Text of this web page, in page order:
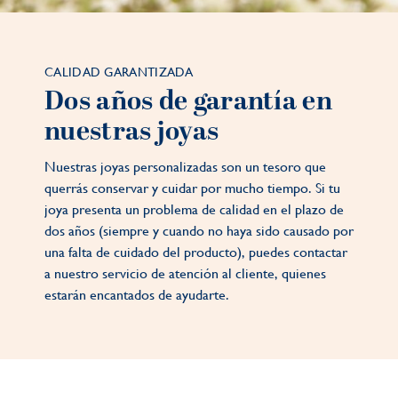
CALIDAD GARANTIZADA
Dos años de garantía en
nuestras joyas
Nuestras joyas personalizadas son un tesoro que
querrás conservar y cuidar por mucho tiempo. Si tu
joya presenta un problema de calidad en el plazo de
dos años (siempre y cuando no haya sido causado por
una falta de cuidado del producto), puedes contactar
a nuestro servicio de atención al cliente, quienes
estarán encantados de ayudarte.